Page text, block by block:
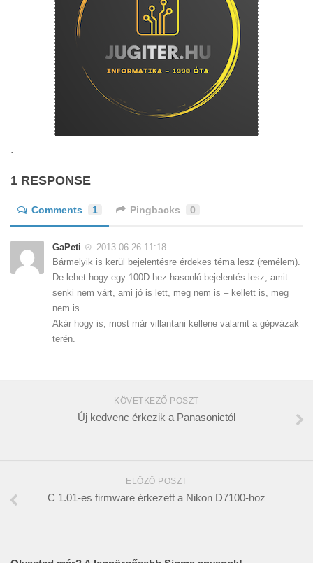
.
1 RESPONSE
Comments 1 Pingbacks 0
GaPeti
2013.06.26 11:18
Bármelyik is kerül bejelentésre érdekes téma lesz (remélem).
De lehet hogy egy 100D-hez hasonló bejelentés lesz, amit
senki nem várt, ami jó is lett, meg nem is – kellett is, meg
nem is.
Akár hogy is, most már villantani kellene valamit a gépvázak
terén.
KÖVETKEZŐ POSZT
Új kedvenc érkezik a Panasonictól
ELŐZŐ POSZT
C 1.01-es firmware érkezett a Nikon D7100-hoz